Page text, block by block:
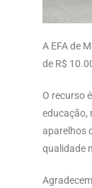
A EFA de
de R$
O recurso
educação,
aparelhos
qualidade